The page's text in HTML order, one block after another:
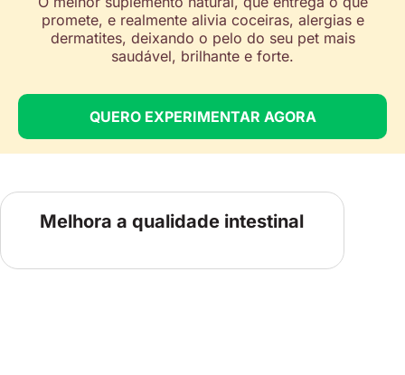
promete, e realmente alivia coceiras, alergias e
dermatites, deixando o pelo do seu pet mais
saudável, brilhante e forte.
QUERO EXPERIMENTAR AGORA
Melhora a qualidade intestinal